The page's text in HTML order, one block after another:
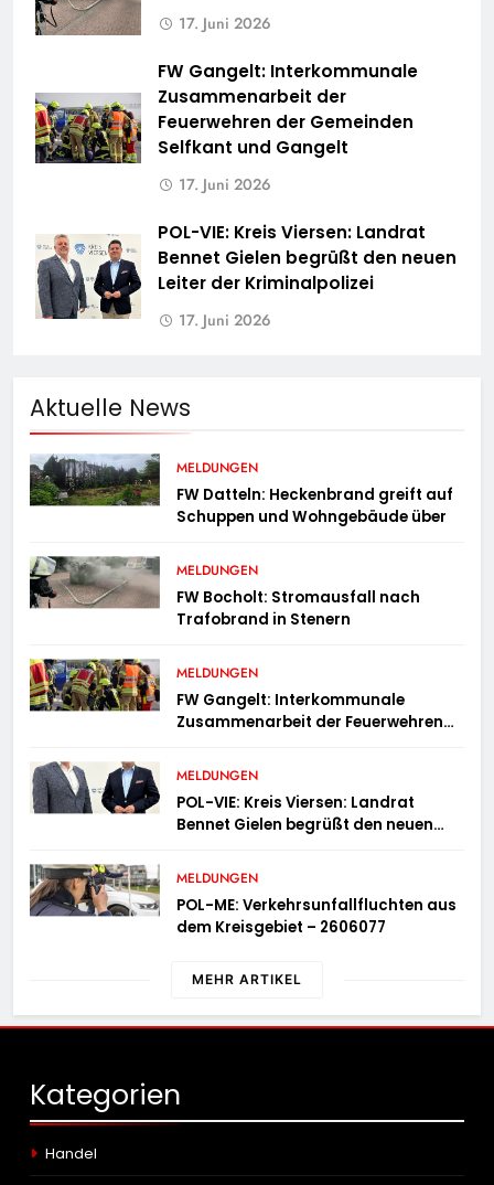
17. Juni 2026
FW Gangelt: Interkommunale
Zusammenarbeit der
Feuerwehren der Gemeinden
Selfkant und Gangelt
17. Juni 2026
POL-VIE: Kreis Viersen: Landrat
Bennet Gielen begrüßt den neuen
Leiter der Kriminalpolizei
17. Juni 2026
Aktuelle News
MELDUNGEN
FW Datteln: Heckenbrand greift auf
Schuppen und Wohngebäude über
MELDUNGEN
FW Bocholt: Stromausfall nach
Trafobrand in Stenern
MELDUNGEN
FW Gangelt: Interkommunale
Zusammenarbeit der Feuerwehren
Gangelt
MELDUNGEN
POL-VIE: Kreis Viersen: Landrat
Bennet Gielen begrüßt den neuen
MELDUNGEN
POL-ME: Verkehrsunfallfluchten aus
dem Kreisgebiet – 2606077
MEHR ARTIKEL
Kategorien
Handel